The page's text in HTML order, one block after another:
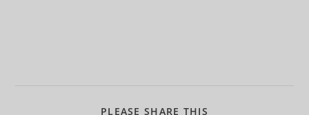
PLEASE SHARE THIS